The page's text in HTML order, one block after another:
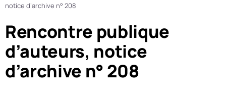
notice d’archive n° 208
Rencontre publique
d’auteurs, notice
d’archive n° 208